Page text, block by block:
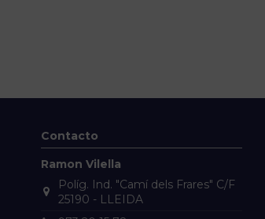
Contacto
Ramon Vilella
Políg. Ind. "Camí dels Frares" C/F
25190 - LLEIDA